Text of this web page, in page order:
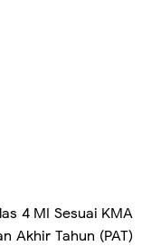
4 MI Sesuai KMA
Akhir Tahun (PAT)